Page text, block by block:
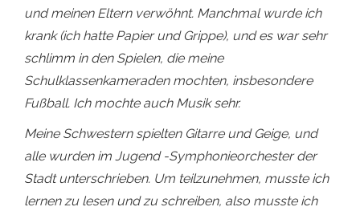
und meinen Eltern verwöhnt. Manchmal wurde ich
krank (ich hatte Papier und Grippe), und es war sehr
schlimm in den Spielen, die meine
Schulklassenkameraden mochten, insbesondere
Fußball. Ich mochte auch Musik sehr.
Meine Schwestern spielten Gitarre und Geige, und
alle wurden im Jugend -Symphonieorchester der
Stadt unterschrieben. Um teilzunehmen, musste ich
lernen zu lesen und zu schreiben, also musste ich